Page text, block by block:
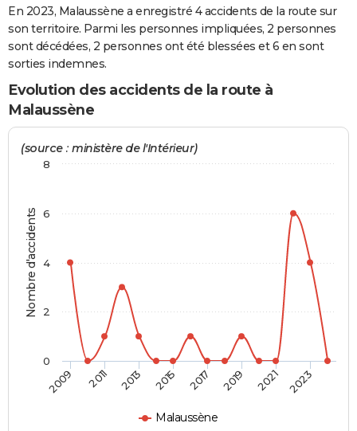
Destinations
City break
Voyage nature
Voyage de noces
Forum
Climat
+
GUIDES D'ACHAT
BONS PLANS
CARTE DE VOEUX
Carte de Noël
Carte Bonne année
Carte Saint-Valentin
Carte Pâques
Carte d'anniversaire
DICTIONNAIRE
COPAINS D'AVANT
S'inscrire
Se connecter
Lycées
Collèges
Primaires
Universités
Entreprises
Service militaire
Avis de recherche
AVIS DE DÉCÈS
FORUM
Bricolage
Lifestyle
Culture
Sport
Auto
Television
Voyage
Cinema
En 2023, Malaussène a enregistré 4 accidents de la route sur
son territoire. Parmi les personnes impliquées, 2 personnes
sont décédées, 2 personnes ont été blessées et 6 en sont
sorties indemnes.
Evolution des accidents de la route à
Malaussène
Nombre d'accidents
(source : ministère de l'Intérieur)
Malaussène
2009 2011 2013 2015 2017 2019 2021 2023
0
2
4
6
8